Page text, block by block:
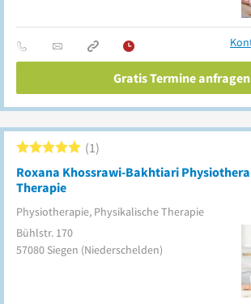
Gratis Termine anfragen
Roxana Khossrawi-Bakhtiari
Therapie
Physiotherapie, Physikalische Therapie
1
Bühlstr. 170
57080 Siegen (Niederschelden)